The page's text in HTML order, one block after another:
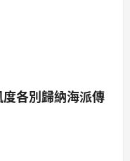
各別歸納海派傳